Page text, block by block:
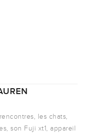
les chats,
son Fuji xt1, appareil